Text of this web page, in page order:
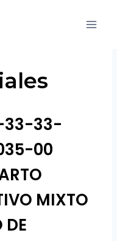
33-33-
00
MIXTO
DE